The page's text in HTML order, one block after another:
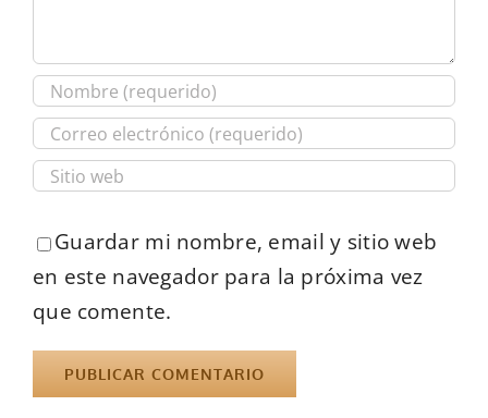
Guardar mi nombre, email y sitio web
en este navegador para la próxima vez
que comente.